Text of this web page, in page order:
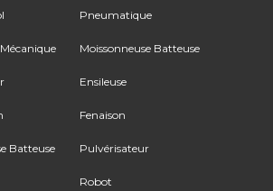
Batteuse
Pneumatique
Moissonneuse Batteuse
Ensileuse
Fenaison
Pulvérisateur
Robot